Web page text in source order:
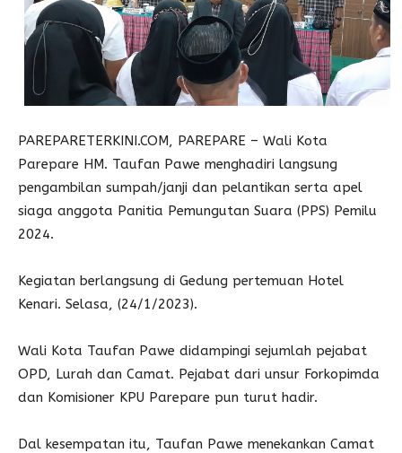
PAREPARETERKINI.COM, PAREPARE – Wali Kota
Parepare HM. Taufan Pawe menghadiri langsung
pengambilan sumpah/janji dan pelantikan serta apel
siaga anggota Panitia Pemungutan Suara (PPS) Pemilu
2024.
Kegiatan berlangsung di Gedung pertemuan Hotel
Kenari. Selasa, (24/1/2023).
Wali Kota Taufan Pawe didampingi sejumlah pejabat
OPD, Lurah dan Camat. Pejabat dari unsur Forkopimda
dan Komisioner KPU Parepare pun turut hadir.
Dal kesempatan itu, Taufan Pawe menekankan Camat